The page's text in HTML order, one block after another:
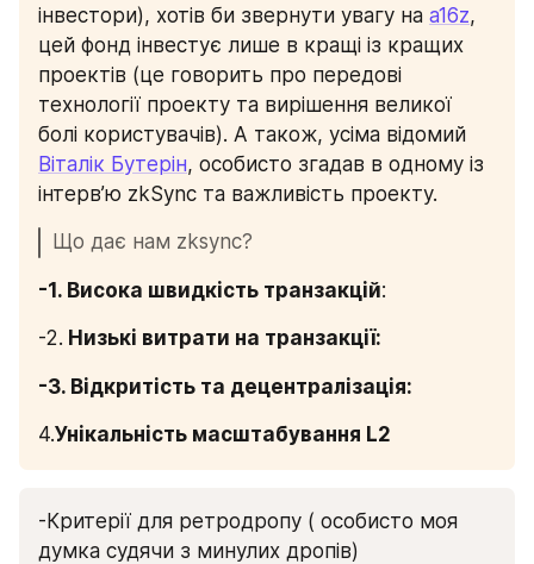
інвестори), хотів би звернути увагу на a16z,
цей фонд інвестує лише в кращі із кращих
проектів (це говорить про передові
технології проекту та вирішення великої
Віталік Бутерін, особисто згадав в одному із
інтерв’ю zkSync та важливість проекту.
Що дає нам zksync?
-1. Висока швидкість транзакцій:
-2. Низькі витрати на транзакції:
-3. Відкритість та децентралізація:
4.Унікальність масштабування L2
-Критерії для ретродропу ( особисто моя
думка судячи з минулих дропів)